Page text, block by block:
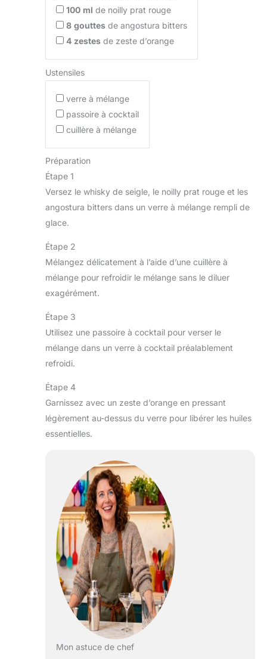
100 ml de noilly prat rouge
8 gouttes de angostura bitters
4 zestes de zeste d’orange
Ustensiles
verre à mélange
passoire à cocktail
cuillère à mélange
Préparation
Étape 1
Versez le whisky de seigle, le noilly prat rouge et les
angostura bitters dans un verre à mélange rempli de
glace.
Étape 2
Mélangez délicatement à l’aide d’une cuillère à
mélange pour refroidir le mélange sans le diluer
exagérément.
Étape 3
Utilisez une passoire à cocktail pour verser le
mélange dans un verre à cocktail préalablement
refroidi.
Étape 4
Garnissez avec un zeste d’orange en pressant
légèrement au-dessus du verre pour libérer les huiles
essentielles.
Mon astuce de chef